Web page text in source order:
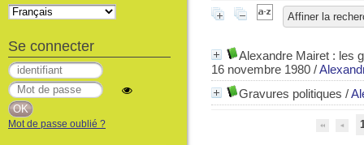
Affiner la
Alexandre Mairet : les
16 novembre 1980 /
Gravures politiques /
Se connecter
Mot de passe oublié ?